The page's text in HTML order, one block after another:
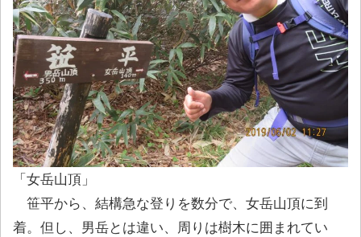
「女岳山頂」
笹平から、結構急な登りを数分で、女岳山頂に到
着。但し、男岳とは違い、周りは樹木に囲まれてい